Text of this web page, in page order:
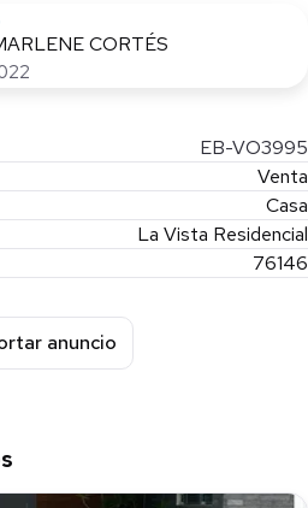
privada
a cambio sin previo aviso. Los
con el consumidor en el
no coincidir con las imágenes,
CORTÉS
EB-VO3995
Venta
Casa
La Vista Residencial
76146
anuncio